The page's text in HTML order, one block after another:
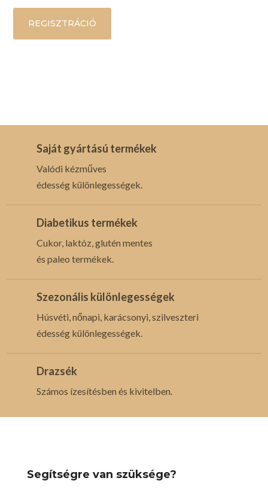
REGISZTRÁCIÓ
Saját gyártású termékek
Valódi kézműves
édesség különlegességek.
Diabetikus termékek
Cukor, laktóz, glutén mentes
és paleo termékek.
Szezonális különlegességek
Húsvéti, nőnapi, karácsonyi, szilveszteri
édesség különlegességek.
Drazsék
Számos ízesítésben és kivitelben.
Segítségre van szüksége?